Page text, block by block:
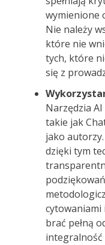
wymienione
Nie należy
które nie
tych, które
się z
Narzędzia
takie jak
jako
dzięki tym
cytowaniami
brać pełną
integralność